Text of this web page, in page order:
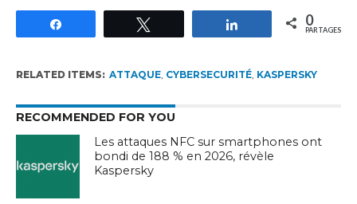
Partagez 0
PARTAGES
RELATED ITEMS: ATTAQUE, CYBERSECURITÉ, KASPERSKY
RECOMMENDED FOR YOU
Les attaques NFC sur smartphones ont
bondi de 188 % en 2026, révèle
Kaspersky